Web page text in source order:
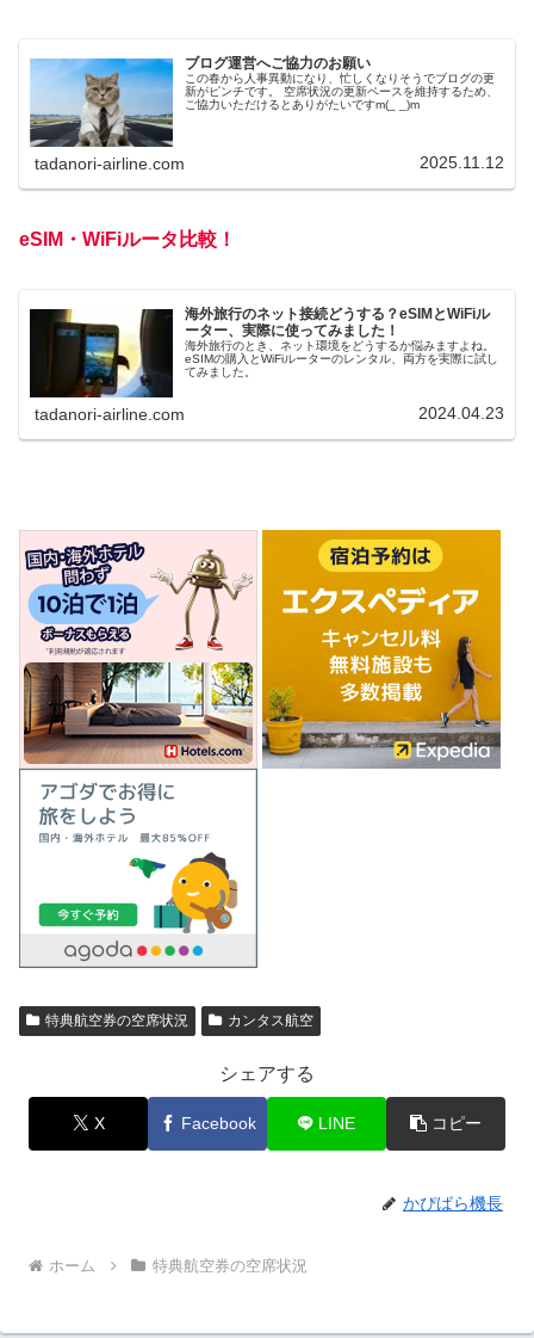
ブログ運営へご協力のお願い
この春から人事異動になり、忙しくなりそうでブログの更
新がピンチです。 空席状況の更新ペースを維持するため、
ご協力いただけるとありがたいですm(_ _)m
tadanori-airline.com 2025.11.12
eSIM・WiFiルータ比較！
海外旅行のネット接続どうする？eSIMとWiFiル
ーター、実際に使ってみました！
海外旅行のとき、ネット環境をどうするか悩みますよね。
eSIMの購入とWiFiルーターのレンタル、両方を実際に試し
てみました。
tadanori-airline.com 2024.04.23
特典航空券の空席状況 カンタス航空
シェアする
X Facebook LINE コピー
かぴばら機長
ホーム 特典航空券の空席状況